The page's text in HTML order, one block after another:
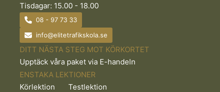
Tisdagar: 15.00 - 18.00
08 - 97 73 33
info@elitetrafikskola.se
DITT NÄSTA STEG MOT KÖRKORTET
Upptäck våra paket via E-handeln
ENSTAKA LEKTIONER
Körlektion
Testlektion